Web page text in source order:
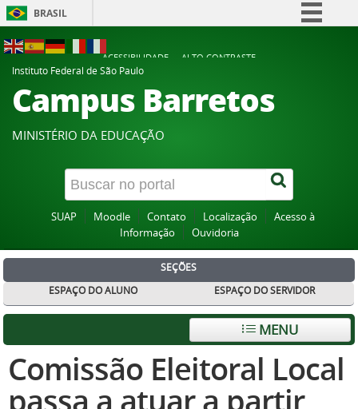
BRASIL
Participe
Acesso à informação
Canais
ACESSIBILIDADE
ALTO CONTRASTE
Instituto Federal de São Paulo
Campus Barretos
MINISTÉRIO DA EDUCAÇÃO
SUAP Moodle Contato Localização
Acesso à
Informação
Ouvidoria
SEÇÕES
ESPAÇO DO ALUNO
ESPAÇO DO SERVIDOR
MENU
Comissão Eleitoral Local
passa a atuar a partir